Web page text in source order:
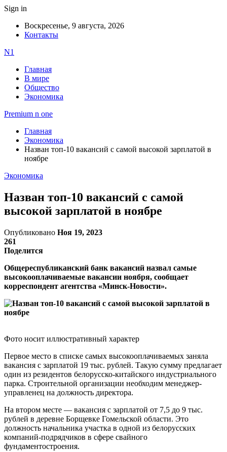
Sign in
Воскресенье, 9 августа, 2026
Контакты
N1
Главная
В мире
Общество
Экономика
Premium n one
Главная
Экономика
Назван топ-10 вакансий с самой высокой зарплатой в
ноябре
Экономика
Назван топ-10 вакансий с самой
высокой зарплатой в ноябре
Опубликовано Ноя 19, 2023
261
Поделится
Общереспубликанский банк вакансий назвал самые
высокооплачиваемые вакансии ноября, сообщает
корреспондент агентства «Минск-Новости».
Фото носит иллюстративный характер
Первое место в списке самых высокооплачиваемых заняла
вакансия с зарплатой 19 тыс. рублей. Такую сумму предлагает
один из резидентов белорусско-китайского индустриального
парка. Строительной организации необходим менеджер-
управленец на должность директора.
На втором месте — вакансия с зарплатой от 7,5 до 9 тыс.
рублей в деревне Борщевке Гомельской области. Это
должность начальника участка в одной из белорусских
компаний-подрядчиков в сфере свайного
фундаментостроения.